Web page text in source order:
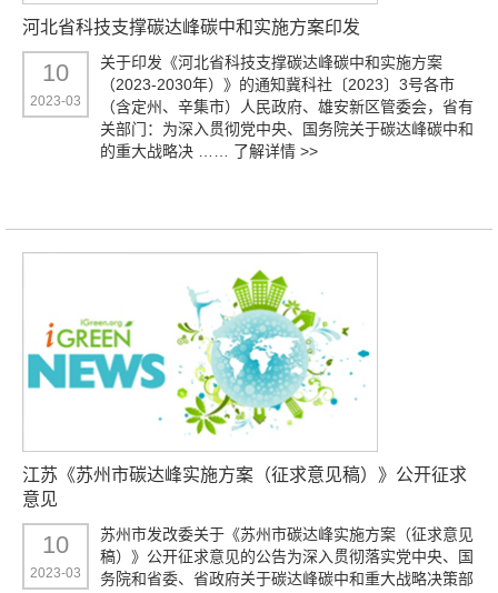
河北省科技支撑碳达峰碳中和实施方案印发
10
2023-03
关于印发《河北省科技支撑碳达峰碳中和实施方案
（2023-2030年）》的通知冀科社〔2023〕3号各市
（含定州、辛集市）人民政府、雄安新区管委会，省有
关部门：为深入贯彻党中央、国务院关于碳达峰碳中和
的重大战略决 …… 了解详情 >>
江苏《苏州市碳达峰实施方案（征求意见稿）》公开征求
意见
10
2023-03
苏州市发改委关于《苏州市碳达峰实施方案（征求意见
稿）》公开征求意见的公告为深入贯彻落实党中央、国
务院和省委、省政府关于碳达峰碳中和重大战略决策部